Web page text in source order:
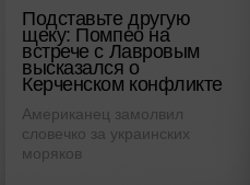
Подставьте другую
щеку: Помпео на
встрече с Лавровым
высказался о
Керченском конфликте
Американец замолвил
словечко за украинских
моряков